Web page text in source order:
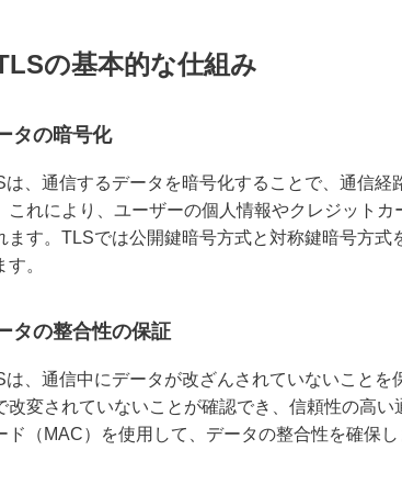
の基本的な仕組み
タの暗号化
は、通信するデータを暗号化することで、通信経
これにより、ユーザーの個人情報やクレジット
ます。TLSでは公開鍵暗号方式と対称鍵暗号方
す。
タの整合性の保証
は、通信中にデータが改ざんされていないこと
改変されていないことが確認でき、信頼性の高
ド（MAC）を使用して、データの整合性を確保し